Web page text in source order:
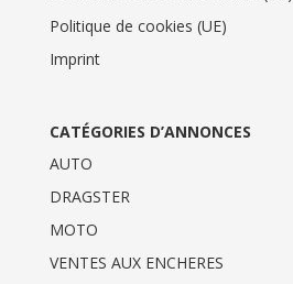
Politique de cookies (UE)
Imprint
CATÉGORIES D’ANNONCES
AUTO
DRAGSTER
MOTO
VENTES AUX ENCHERES